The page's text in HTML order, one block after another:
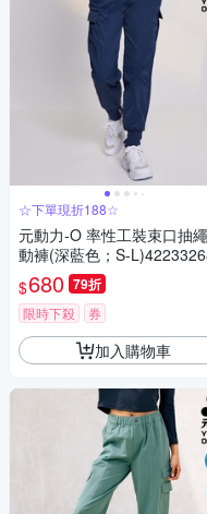
☆下單現折188☆
元動力-O 率性工裝束口抽
動褲(深藍色；S-
$680 79折
限時下殺 券
加入購物車